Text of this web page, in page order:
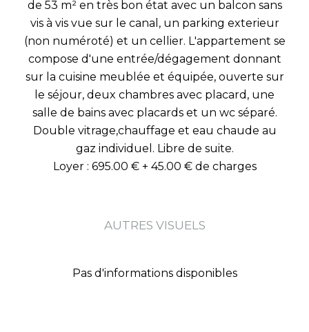
de 53 m² en très bon état avec un balcon sans
vis à vis vue sur le canal, un parking exterieur
(non numéroté) et un cellier. L'appartement se
compose d'une entrée/dégagement donnant
sur la cuisine meublée et équipée, ouverte sur
le séjour, deux chambres avec placard, une
salle de bains avec placards et un wc séparé.
Double vitrage,chauffage et eau chaude au
gaz individuel. Libre de suite.
Loyer : 695.00 € + 45.00 € de charges
AUTRES VISUELS
Pas d'informations disponibles